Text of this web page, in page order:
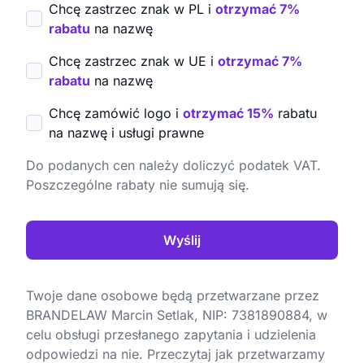
Chcę zastrzec znak w PL i otrzymać 7%
rabatu na nazwę
Chcę zastrzec znak w UE i otrzymać 7%
rabatu na nazwę
Chcę zamówić logo i otrzymać 15% rabatu
na nazwę i usługi prawne
Do podanych cen należy doliczyć podatek VAT.
Poszczególne rabaty nie sumują się.
Wyślij
Twoje dane osobowe będą przetwarzane przez
BRANDELAW Marcin Setlak, NIP: 7381890884, w
celu obsługi przesłanego zapytania i udzielenia
odpowiedzi na nie. Przeczytaj jak przetwarzamy